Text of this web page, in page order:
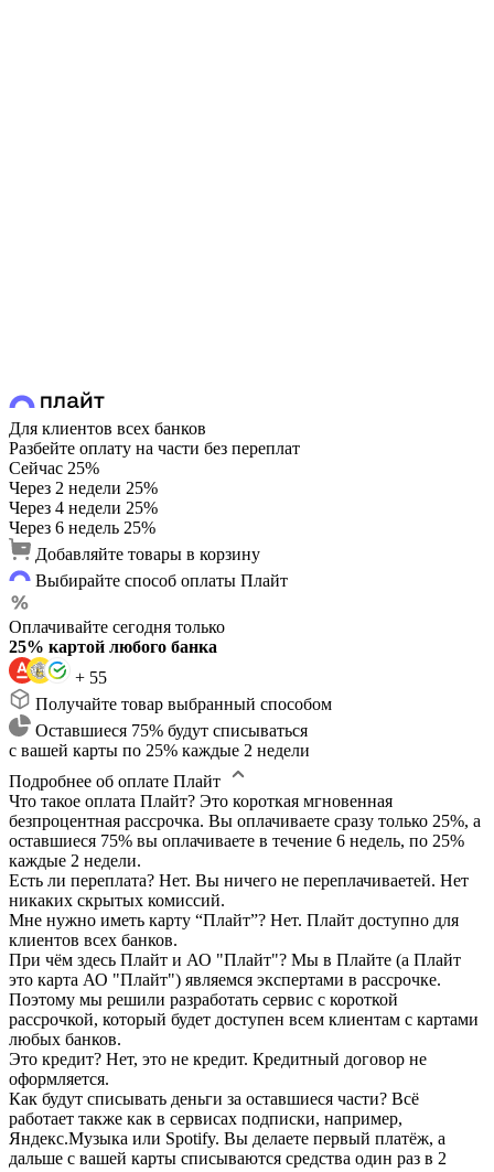
Для клиентов всех банков
Разбейте оплату на части без переплат
Сейчас 25%
Через 2 недели 25%
Через 4 недели 25%
Через 6 недель 25%
Добавляйте товары в корзину
Выбирайте способ оплаты Плайт
Оплачивайте сегодня только
25% картой любого банка
+ 55
Получайте товар выбранный способом
Оставшиеся 75% будут списываться
с вашей карты по 25% каждые 2 недели
Подробнее об оплате Плайт
Что такое оплата Плайт? Это короткая мгновенная
безпроцентная рассрочка. Вы оплачиваете сразу только 25%, а
оставшиеся 75% вы оплачиваете в течение 6 недель, по 25%
каждые 2 недели.
Есть ли переплата? Нет. Вы ничего не переплачиваетей. Нет
никаких скрытых комиссий.
Мне нужно иметь карту “Плайт”? Нет. Плайт доступно для
клиентов всех банков.
При чём здесь Плайт и АО "Плайт"? Мы в Плайте (а Плайт
это карта АО "Плайт") являемся экспертами в рассрочке.
Поэтому мы решили разработать сервис с короткой
рассрочкой, который будет доступен всем клиентам с картами
любых банков.
Это кредит? Нет, это не кредит. Кредитный договор не
оформляется.
Как будут списывать деньги за оставшиеся части? Всё
работает также как в сервисах подписки, например,
Яндекс.Музыка или Spotify. Вы делаете первый платёж, а
дальше с вашей карты списываются средства один раз в 2